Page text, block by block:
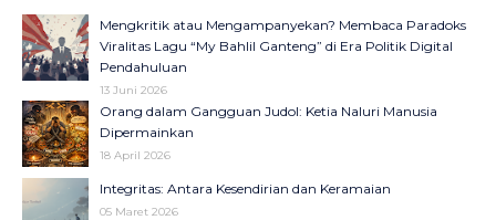
Mengkritik atau Mengampanyekan? Membaca Paradoks
Viralitas Lagu “My Bahlil Ganteng” di Era Politik Digital
Pendahuluan
13 Juni 2026
Orang dalam Gangguan Judol: Ketia Naluri Manusia
Dipermainkan
18 April 2026
Integritas: Antara Kesendirian dan Keramaian
05 Maret 2026